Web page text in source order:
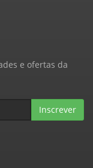
e ofertas da
Inscrever